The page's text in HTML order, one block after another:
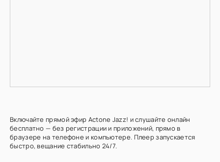
Включайте прямой эфир Actone Jazz! и слушайте онлайн
бесплатно — без регистрации и приложений, прямо в
браузере на телефоне и компьютере. Плеер запускается
быстро, вещание стабильно 24/7.